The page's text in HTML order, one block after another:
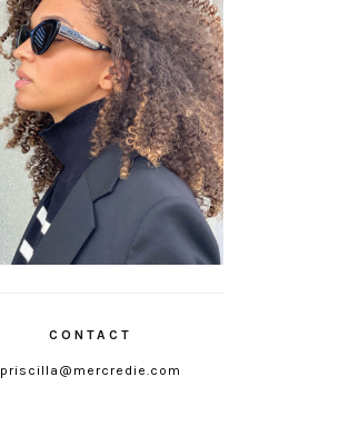
CONTACT
priscilla@mercredie.com